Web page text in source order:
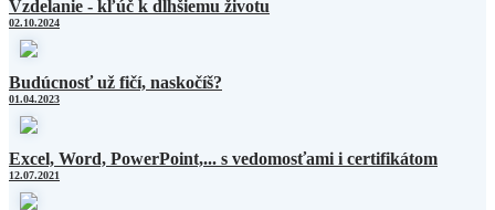
Vzdelanie - kľúč k dlhšiemu životu
02.10.2024
Budúcnosť už fičí, naskočíš?
01.04.2023
Excel, Word, PowerPoint,... s vedomosťami i certifikátom
12.07.2021